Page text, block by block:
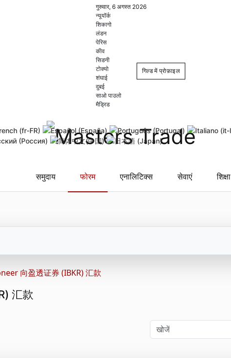
गुरुवार, 6 अगस्त 2026
न्यूयॉर्क
शिकागो
लंडन
पेरिस
कीव
सिडनी
टोक्यो
शंघाई
दुबई
साओ पाउलो
मैड्रिड
गिल्ड में प्रोफ़ाइल
Forgot username Forgot
समुदाय फोरम एनालिटिक्स सेवाएं शिक्षा
向盈透证券 (IBKR) 汇款
汇款